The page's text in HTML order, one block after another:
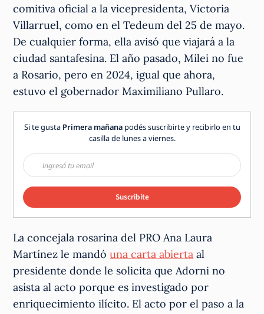
comitiva oficial a la vicepresidenta, Victoria
Villarruel, como en el Tedeum del 25 de mayo.
De cualquier forma, ella avisó que viajará a la
ciudad santafesina. El año pasado, Milei no fue
a Rosario, pero en 2024, igual que ahora,
estuvo el gobernador Maximiliano Pullaro.
Si te gusta Primera mañanapodés suscribirte y recibirlo en tu
casilla de lunes a viernes.
Suscribite
La concejala rosarina del PRO Ana Laura
Martínez le mandóuna carta abierta al
presidente donde le solicita que Adorni no
asista al acto porque es investigado por
enriquecimiento ilícito. El acto por el paso a la